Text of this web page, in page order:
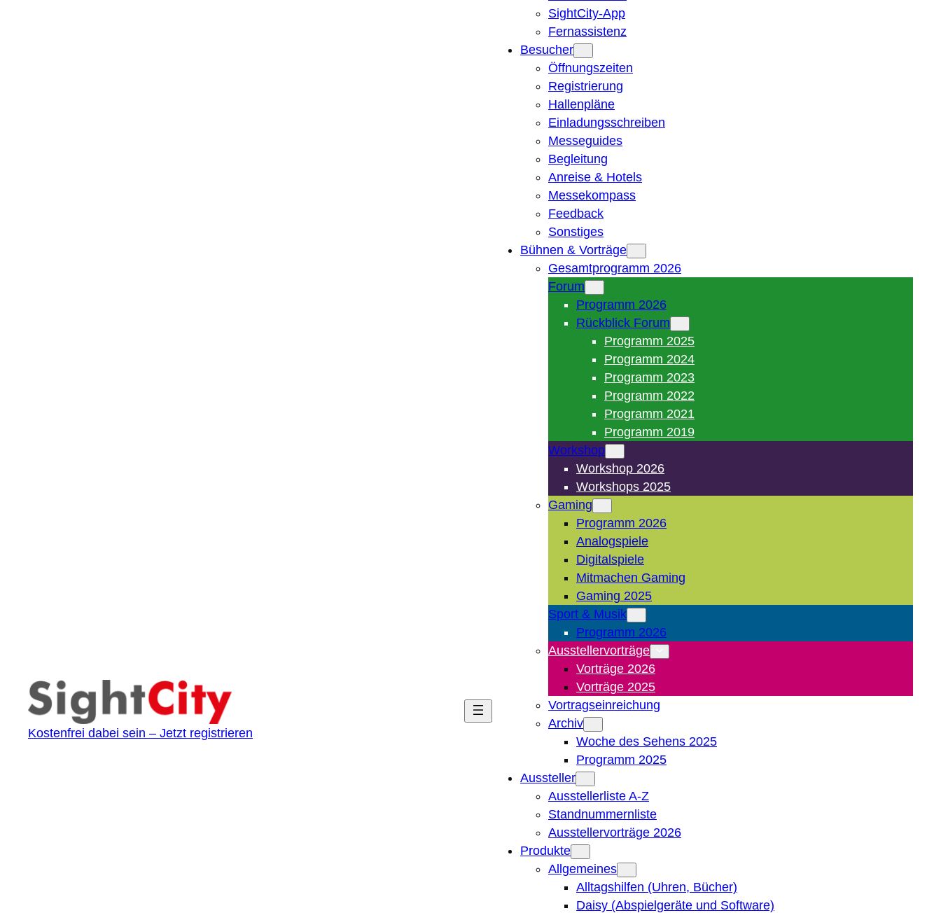
Kostenfrei dabei sein – Jetzt registrieren
SightCity-App
Fernassistenz
Besucher
Öffnungszeiten
Registrierung
Hallenpläne
Einladungsschreiben
Messeguides
Begleitung
Anreise & Hotels
Messekompass
Feedback
Sonstiges
Bühnen & Vorträge
Gesamtprogramm 2026
Forum
Programm 2026
Rückblick Forum
Programm 2025
Programm 2024
Programm 2023
Programm 2022
Programm 2021
Programm 2019
Workshop
Workshop 2026
Workshops 2025
Gaming
Programm 2026
Analogspiele
Digitalspiele
Mitmachen Gaming
Gaming 2025
Sport & Musik
Programm 2026
Ausstellervorträge
Vorträge 2026
Vorträge 2025
Vortragseinreichung
Archiv
Woche des Sehens 2025
Programm 2025
Aussteller
Ausstellerliste A-Z
Standnummernliste
Ausstellervorträge 2026
Produkte
Allgemeines
Alltagshilfen (Uhren, Bücher)
Daisy (Abspielgeräte und Software)